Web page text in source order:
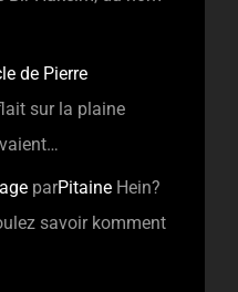
de Pierre
sur la plaine
parPitaine Hein?
savoir komment